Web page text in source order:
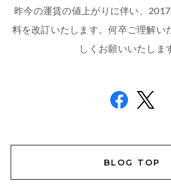
昨今の運賃の値上がりに伴い、
料を改訂いたします。何卒ご理解い
しくお願いいたしま
BLOG TOP